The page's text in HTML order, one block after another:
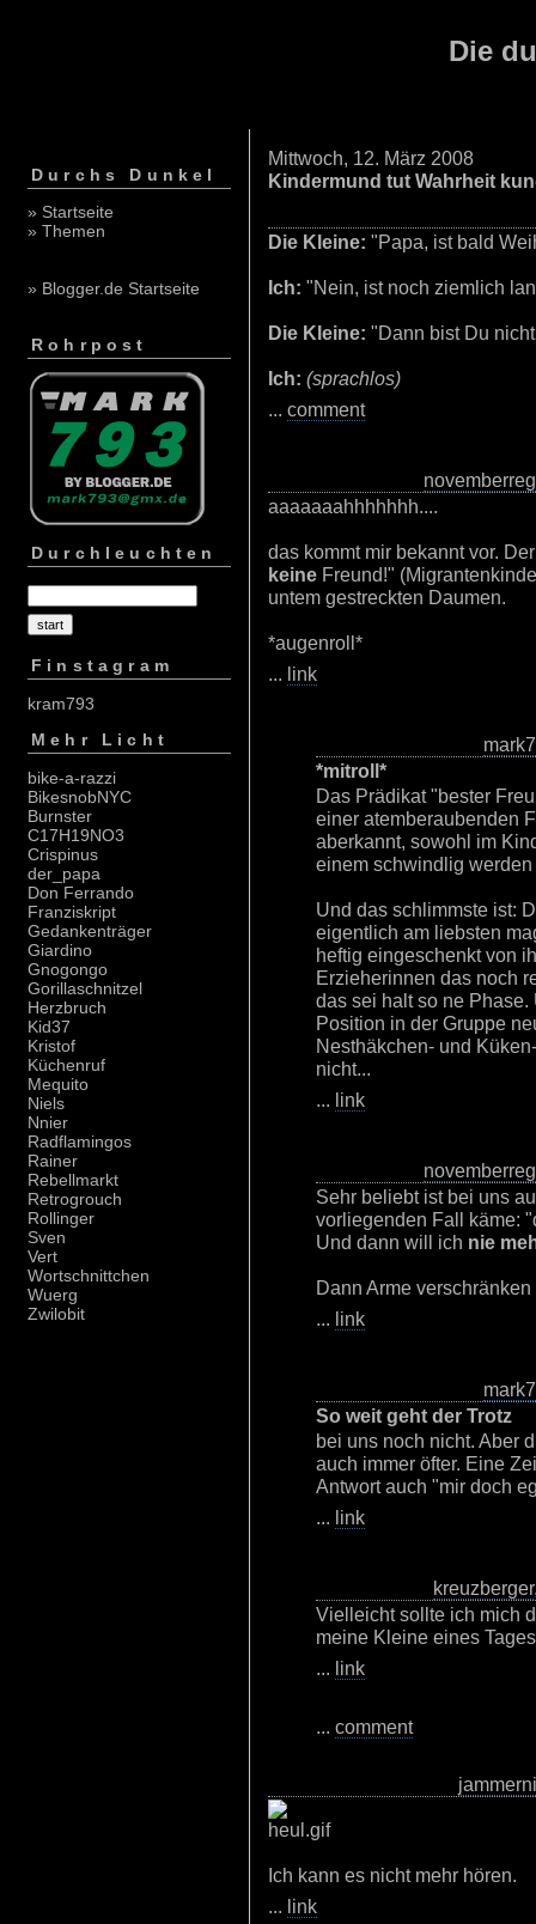
Die
Durchs Dunkel
» Startseite
» Themen
» Blogger.de Startseite
Rohrpost
Durchleuchten
Finstagram
kram793
Mehr Licht
bike-a-razzi
BikesnobNYC
Burnster
C17H19NO3
Crispinus
der_papa
Don Ferrando
Franziskript
Gedankenträger
Giardino
Gnogongo
Gorillaschnitzel
Herzbruch
Kid37
Kristof
Küchenruf
Mequito
Niels
Nnier
Radflamingos
Rainer
Rebellmarkt
Retrogrouch
Rollinger
Sven
Vert
Wortschnittchen
Wuerg
Zwilobit
Mittwoch, 12. März 2008
Kindermund tut Wahrheit
Die Kleine: "Papa, ist bald
Ich: "Nein, ist noch ziemlich
Die Kleine: "Dann bist Du
Ich: (sprachlos)
... comment
aaaaaaahhhhhhh....
das kommt mir bekannt vor.
keine Freund!"
untem gestreckten Daumen.
*augenroll*
... link
*mitroll*
Das Prädikat "bester
einer atemberaubenden
aberkannt, sowohl im
einem schwindlig werden
Und das schlimmste ist:
eigentlich am liebsten
heftig eingeschenkt von
Erzieherinnen das noch
das sei halt so ne
Position in der Gruppe
Nesthäkchen- und
nicht...
... link
Sehr beliebt ist bei uns
vorliegenden Fall käme:
Und dann will ich nie
Dann Arme
... link
So weit geht der Trotz
bei uns noch nicht. Aber
auch immer öfter. Eine
Antwort auch "mir doch
... link
kreuzberger
Vielleicht sollte ich mich
meine Kleine eines
... link
... comment
Ich kann es nicht mehr hören.
... link